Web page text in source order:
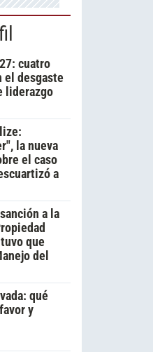
cuatro
el desgaste
liderazgo
la nueva
el caso
a
a la
que
del
qué
y